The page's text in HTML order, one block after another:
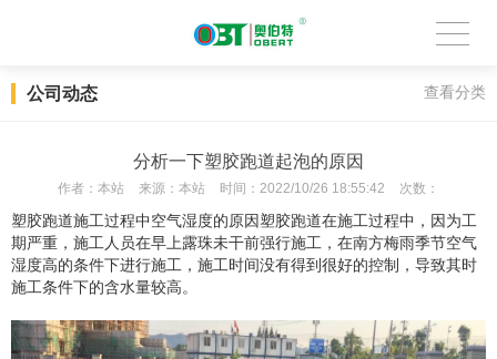
公司动态 查看分类
分析一下塑胶跑道起泡的原因
作者： 本站 来源： 本站 时间： 2022/10/26 18:55:42 次数：
塑胶跑道施工过程中空气湿度的原因塑胶跑道在施工过程中，因为工
期严重，施工人员在早上露珠未干前强行施工，在南方梅雨季节空气
湿度高的条件下进行施工，施工时间没有得到很好的控制，导致其时
施工条件下的含水量较高。